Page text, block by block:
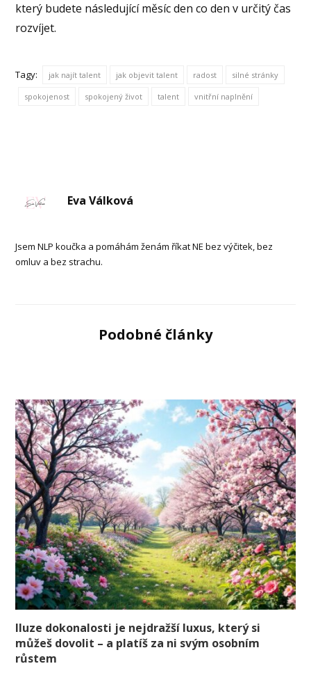
který budete následující měsíc den co den v určitý čas
rozvíjet.
Tagy: jak najít talent jak objevit talent radost silné stránky
spokojenost spokojený život talent vnitřní naplnění
Eva Válková
Jsem NLP koučka a pomáhám ženám říkat NE bez výčitek, bez
omluv a bez strachu.
Podobné články
Iluze dokonalosti je nejdražší luxus, který si
můžeš dovolit – a platíš za ni svým osobním
růstem